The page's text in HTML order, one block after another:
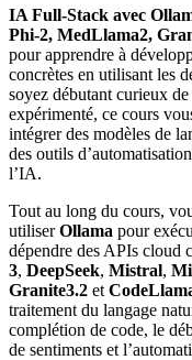
IA Full-Stack avec
Phi-2, MedLlama2,
pour apprendre à
concrètes en utilisant les
soyez débutant curieux
expérimenté, ce cours
intégrer des modèles de
des outils
l’IA.
Tout au long du cours,
utiliserOllama pour
dépendre des APIs cloud
3, DeepSeek, Mistral,
Granite3.2 et
traitement du langage
complétion de code, le
de sentiments et